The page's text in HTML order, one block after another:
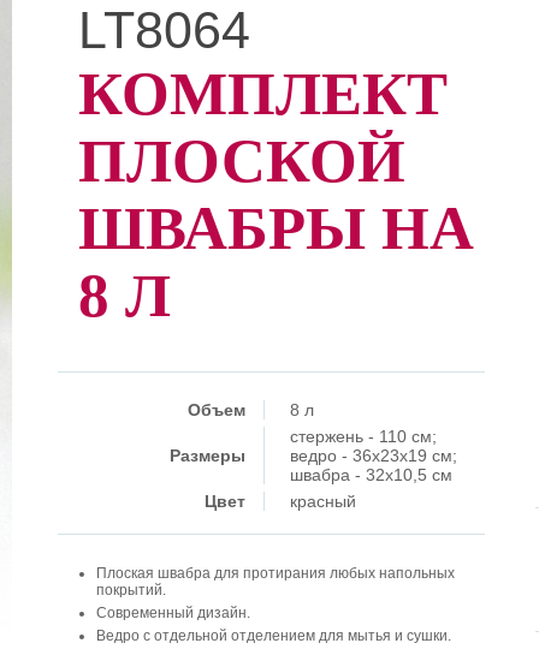
LT8064
КОМПЛЕКТ
ПЛОСКОЙ
ШВАБРЫ НА
8 Л
Объем 8 л
Размеры
стержень - 110 см;
ведро - 36x23x19 см;
швабра - 32x10,5 см
Цвет
красный
Плоская швабра для протирания любых напольных
покрытий.
Современный дизайн.
Ведро с отдельной отделением для мытья и сушки.